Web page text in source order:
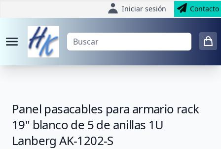
Iniciar sesión Contacto
Panel pasacables para armario rack
19" blanco de 5 de anillas 1U
Lanberg AK-1202-S